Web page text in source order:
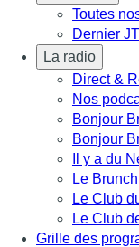
Toutes
Dernier JT
La radio
Direct &
Nos
Bonjour
Bonjour
Il y a du
Le Brunch
Le Club
Le Club
Grille des